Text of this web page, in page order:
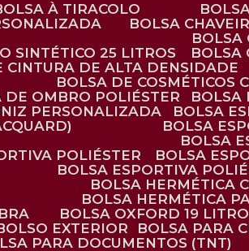
BOLSA À TIRACOLO
BOLSA
SINTÉTICO 25 LITROS
CINTURA DE ALTA DENSIDADE
BOLSA DE COSMÉTICOS
DE OMBRO POLIÉSTER
PERSONALIZADA BOLSA
BOLSA
BOLSA
POLIÉSTER
BOLSA
BOLSA ESPORTIVA
BOLSA HERMÉTICA
BOLSA HERMÉTICA
BOLSA OXFORD 19
EXTERIOR
BOLSA PARA
PARA DOCUMENTOS (TNT)